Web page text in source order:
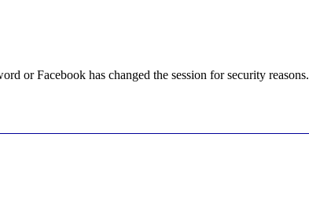
or Facebook has changed the session for security reasons.